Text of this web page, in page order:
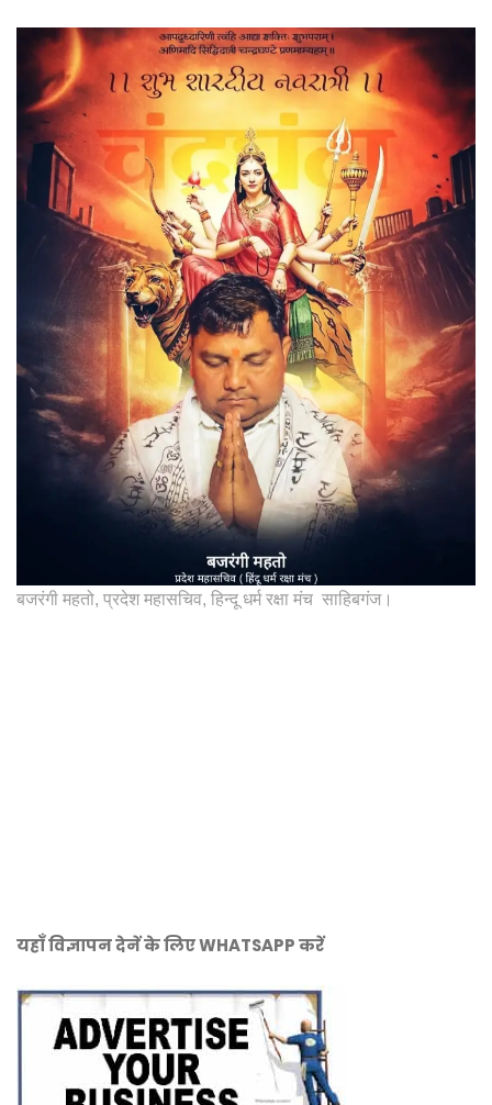
बजरंगी महतो, प्रदेश महासचिव, हिन्दू धर्म रक्षा मंच साहिबगंज।
यहाँ विज्ञापन देनें के लिए WHATSAPP करें